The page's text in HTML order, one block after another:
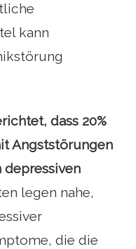
kann
dass 20%
Angststörungen
depressiven
legen nahe,
die die